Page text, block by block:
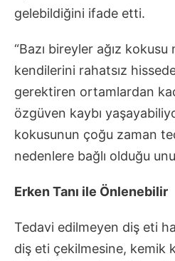
gelebildiğini ifade etti.
“Bazı bireyler ağız
kendilerini rahatsız
gerektiren ortamlardan
özgüven kaybı
kokusunun çoğu zaman
nedenlere bağlı olduğu
Erken Tanı ile Önlenebilir
Tedavi edilmeyen diş eti
diş eti çekilmesine, kemik